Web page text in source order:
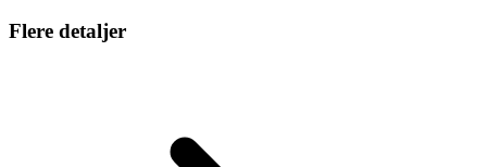
Flere detaljer